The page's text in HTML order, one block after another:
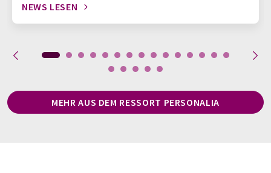
NEWS LESEN
MEHR AUS DEM RESSORT PERSONALIA